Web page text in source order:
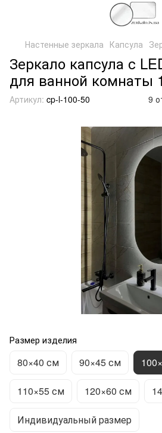
Настенные зеркала Капсула
Зеркало капсула с
для ванной комнаты
Артикул: cp-l-100-50 9
Размер изделия
80×40 см 90×45 см
110×55 см 120×60 см
Индивидуальный размер